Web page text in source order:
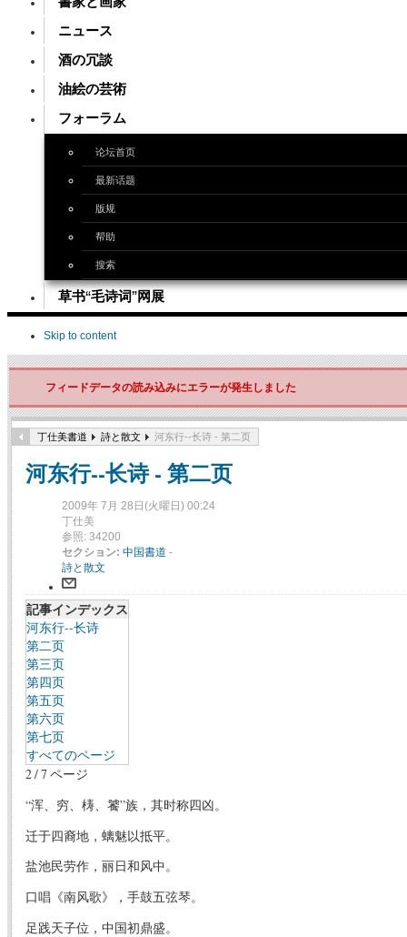
ニュース
酒の冗談
油絵の芸術
フォーラム
论坛首页
最新话题
版规
帮助
搜索
草书“毛诗词”网展
Skip to content
フィードデータの読み込みにエラーが発生しました
丁仕美書道 詩と散文 河东行--长诗 - 第二页
河东行--长诗 - 第二页
2009年 7月 28日(火曜日) 00:24
丁仕美
参照: 34200
セクション: 中国書道 -
詩と散文
記事インデックス
河东行--长诗
第二页
第三页
第四页
第五页
第六页
第七页
すべてのページ
2 / 7 ページ
“浑、穷、梼、饕”族，其时称四凶。
迁于四裔地，螭魅以抵平。
盐池民劳作，丽日和风中。
口唱《南风歌》，手鼓五弦琴。
足践天子位，中国初鼎盛。